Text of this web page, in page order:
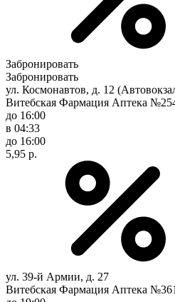
Забронировать
Забронировать
ул. Космонавтов, д. 12
Витебская Фармация Аптека
до 16:00
в 04:33
до 16:00
5,95 р.
ул. 39-й Армии, д. 27
Витебская Фармация Аптека №361